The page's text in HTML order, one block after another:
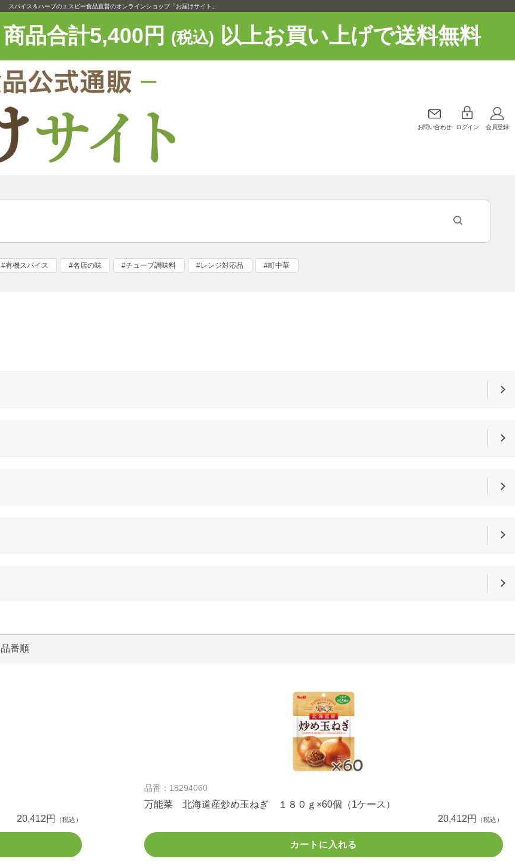
スパイス＆ハーブのエスビー食品直営のオンラインショップ「お届けサイト」
商品合計5,400円 (税込) 以上お買い上げで送料無料
お問い合わせ ログイン 会員登録
#有機スパイス #名店の味 #チューブ調味料 #レンジ対応品 #町中華
品番順
20,412円
（税込）
品番：18294060
万能菜 北海道産炒め玉ねぎ １８０ｇ×60個（1ケース）
20,412円
（税込）
カートに入れる